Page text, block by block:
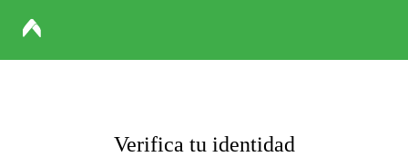
Verifica tu identidad